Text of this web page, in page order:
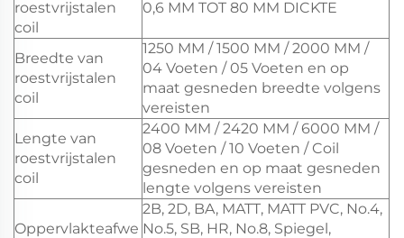
roestvrijstalen
coil
0,6 MM TOT 80 MM DICKTE
Breedte van
roestvrijstalen
coil
1250 MM / 1500 MM / 2000 MM /
04 Voeten / 05 Voeten en op
maat gesneden breedte volgens
vereisten
Lengte van
roestvrijstalen
coil
2400 MM / 2420 MM / 6000 MM /
08 Voeten / 10 Voeten / Coil
gesneden en op maat gesneden
lengte volgens vereisten
Oppervlakteafwe
2B, 2D, BA, MATT, MATT PVC, No.4,
No.5, SB, HR, No.8, Spiegel,